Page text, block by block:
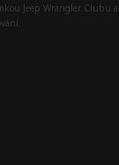
Jeep Wrangler Clubu